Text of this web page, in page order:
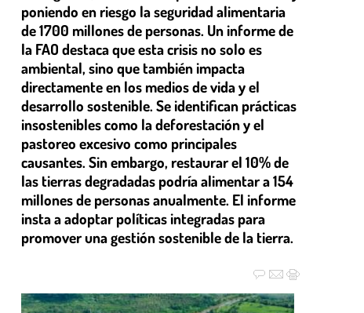
poniendo en riesgo la seguridad alimentaria
de 1700 millones de personas. Un informe de
la FAO destaca que esta crisis no solo es
ambiental, sino que también impacta
directamente en los medios de vida y el
desarrollo sostenible. Se identifican prácticas
insostenibles como la deforestación y el
pastoreo excesivo como principales
causantes. Sin embargo, restaurar el 10% de
las tierras degradadas podría alimentar a 154
millones de personas anualmente. El informe
insta a adoptar políticas integradas para
promover una gestión sostenible de la tierra.